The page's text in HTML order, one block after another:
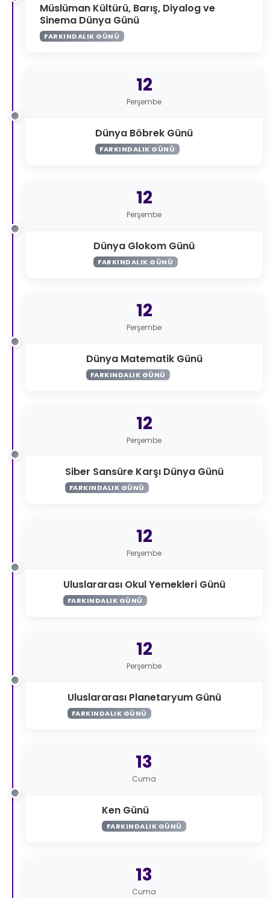
Müslüman Kültürü, Barış, Diyalog ve
Sinema Dünya Günü
FARKINDALIK GÜNÜ
12
Perşembe
Dünya Böbrek Günü
FARKINDALIK GÜNÜ
12
Perşembe
Dünya Glokom Günü
FARKINDALIK GÜNÜ
12
Perşembe
Dünya Matematik Günü
FARKINDALIK GÜNÜ
12
Perşembe
Siber Sansüre Karşı Dünya Günü
FARKINDALIK GÜNÜ
12
Perşembe
Uluslararası Okul Yemekleri Günü
FARKINDALIK GÜNÜ
12
Perşembe
Uluslararası Planetaryum Günü
FARKINDALIK GÜNÜ
13
Cuma
Ken Günü
FARKINDALIK GÜNÜ
13
Cuma